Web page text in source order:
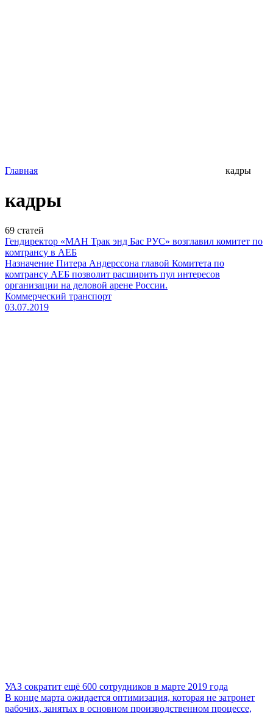
Главная кадры
кадры
69 статей
Гендиректор «МАН Трак энд Бас РУС» возглавил комитет по
комтрансу в АЕБ
Назначение Питера Андерссона главой Комитета по
комтрансу АЕБ позволит расширить пул интересов
организации на деловой арене России.
Коммерческий транспорт
03.07.2019
УАЗ сократит ещё 600 сотрудников в марте 2019 года
В конце марта ожидается оптимизация, которая не затронет
рабочих, занятых в основном производственном процессе,